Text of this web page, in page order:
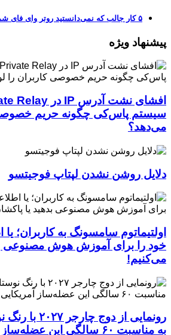
۵ کار جالب که نمی‌دانستید روتر وای فای شما می‌تواند انجام دهد
پیشنهاد ویژه
سیستم پاس‌کی چگونه حریم خصوصی
می‌دهد؟
دلایل روشن نشدن لپتاپ فوجیتسو
اولتیماتوم سامسونگ به کاربران؛
خود را برای آموزش هوش مصنوعی
می‌کنیم!
رونمایی از
به مناسبت ۶۰ سالگی این عضله‌ساز آمریکایی